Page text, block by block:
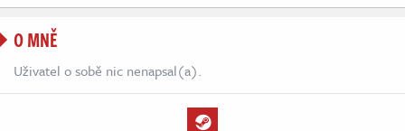
O MNĚ
Uživatel o sobě nic nenapsal(a).